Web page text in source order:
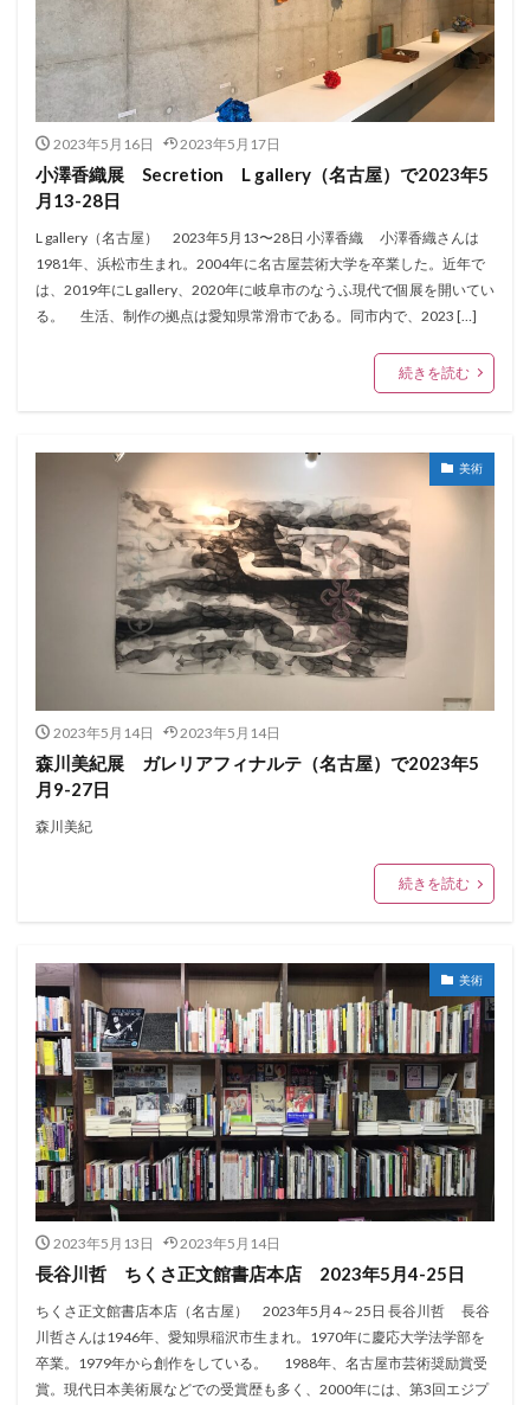
2023年5月16日 2023年5月17日
小澤香織展 Secretion L gallery（名古屋）で2023年5
月13-28日
L gallery（名古屋） 2023年5月13〜28日 小澤香織 小澤香織さんは
1981年、浜松市生まれ。2004年に名古屋芸術大学を卒業した。近年で
は、2019年にL gallery、2020年に岐阜市のなうふ現代で個展を開いてい
る。 生活、制作の拠点は愛知県常滑市である。同市内で、2023 […]
続きを読む
美術
2023年5月14日 2023年5月14日
森川美紀展 ガレリアフィナルテ（名古屋）で2023年5
月9-27日
森川美紀
続きを読む
美術
2023年5月13日 2023年5月14日
長谷川哲 ちくさ正文館書店本店 2023年5月4-25日
ちくさ正文館書店本店（名古屋） 2023年5月4～25日 長谷川哲 長谷
川哲さんは1946年、愛知県稲沢市生まれ。1970年に慶応大学法学部を
卒業。1979年から創作をしている。 1988年、名古屋市芸術奨励賞受
賞。現代日本美術展などでの受賞歴も多く、2000年には、第3回エジプ